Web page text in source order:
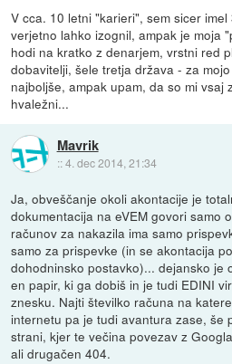
V cca. 10 letni "karieri", sem sicer
verjetno lahko izognil, ampak je moja
hodi na kratko z denarjem, vrstni red
dobavitelji, šele tretja država - za
najboljše, ampak upam, da so mi vsaj
hvaležni...
Mavrik
::4. dec 2014, 21:34
Ja, obveščanje okoli akontacije je
dokumentacija na eVEM govori samo
računov za nakazila ima samo
samo za prispevke (in se akontacija
dohodninsko postavko)... dejansko je
en papir, ki ga dobiš in je tudi EDINI
znesku. Najti številko računa na
internetu pa je tudi avantura zase, še
strani, kjer te večina povezav z
ali drugačen 404.